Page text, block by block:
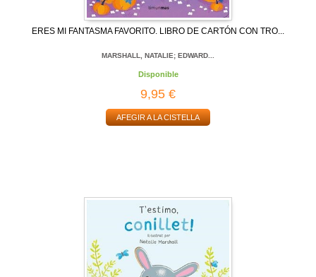
ERES MI FANTASMA FAVORITO. LIBRO DE CARTÓN CON TRO...
MARSHALL, NATALIE; EDWARD...
Disponible
9,95 €
AFEGIR A LA CISTELLA